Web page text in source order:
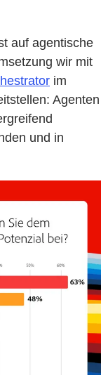
auf agentische
wir mit
im
Agenten
und in